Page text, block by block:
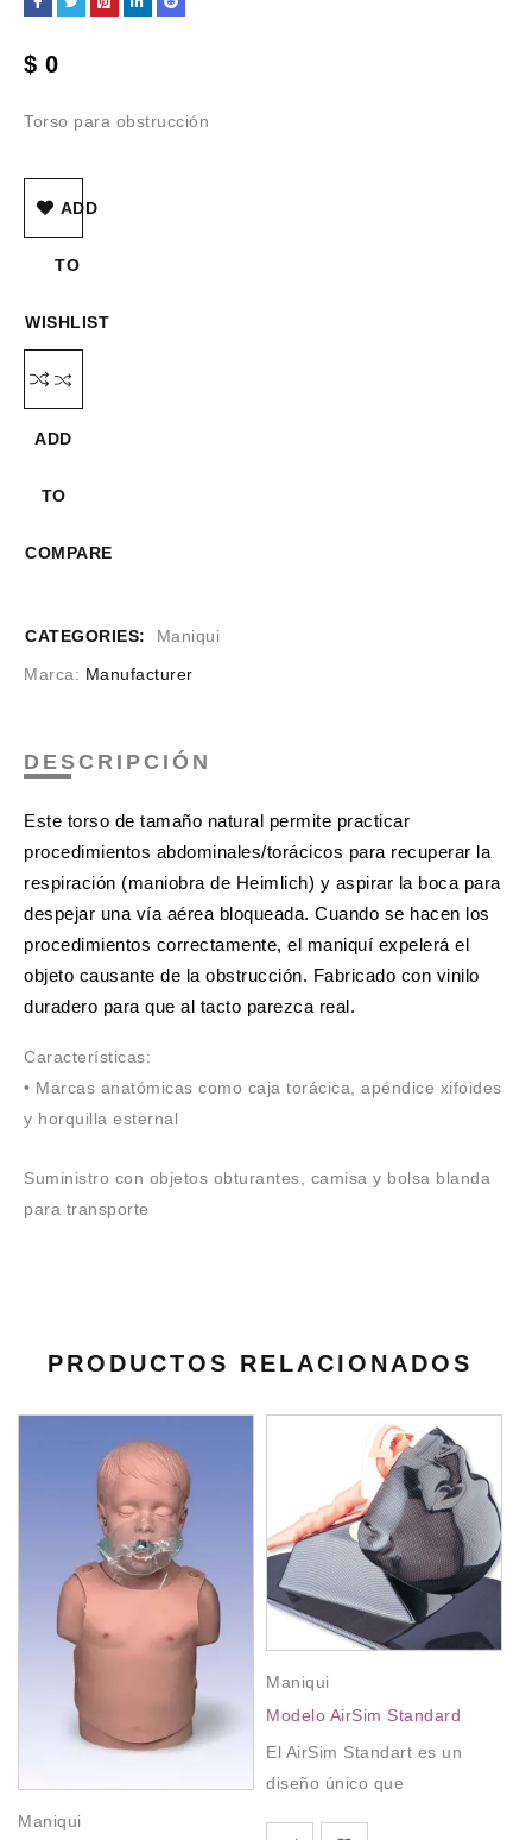
$ 0
Torso para obstrucción
ADD
TO
WISHLIST
ADD
TO
COMPARE
CATEGORIES:
Maniqui
Marca: Manufacturer
DESCRIPCIÓN
Este torso de tamaño natural permite practicar
procedimientos abdominales/torácicos para recuperar la
respiración (maniobra de Heimlich) y aspirar la boca para
despejar una vía aérea bloqueada. Cuando se hacen los
procedimientos correctamente, el maniquí expelerá el
objeto causante de la obstrucción. Fabricado con vinilo
duradero para que al tacto parezca real.
Características:
• Marcas anatómicas como caja torácica, apéndice xifoides
y horquilla esternal
Suministro con objetos obturantes, camisa y bolsa blanda
para transporte
PRODUCTOS RELACIONADOS
Maniqui
Maniqui
Modelo AirSim Standard
El AirSim Standart es un
diseño único que